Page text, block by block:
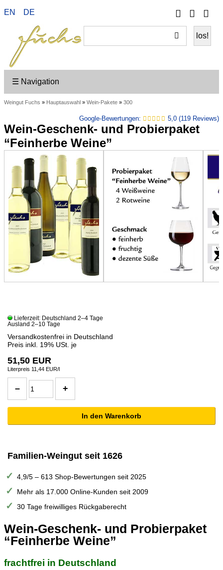
Telefon
Ihr
EN DE
☰ Navigation
Weingut Fuchs » Hauptauswahl » Wein-Pakete » 300
Google-Bewertungen: 5,0 (119 Reviews)
Wein-Geschenk- und Probierpaket
“Feinherbe Weine”
Lieferzeit: Deutschland 2–4 Tage
Ausland 2–10 Tage
Versandkostenfrei in Deutschland
Preis inkl. 19% USt. je
51,50 EUR
Literpreis 11,44 EUR/l
Familien-Weingut seit 1626
4,9/5 – 613 Shop-Bewertungen seit 2025
Mehr als 17.000 Online-Kunden seit 2009
30 Tage freiwilliges Rückgaberecht
Wein-Geschenk- und Probierpaket
“Feinherbe Weine”
frachtfrei in Deutschland